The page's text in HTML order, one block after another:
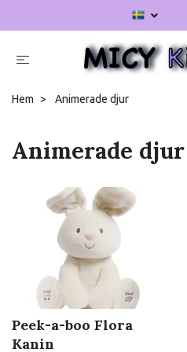
Hem Animerade djur
Animerade djur
Peek-a-boo Flora
Kanin